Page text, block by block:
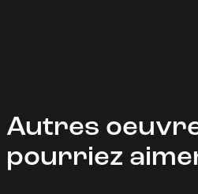
Autres
pourriez